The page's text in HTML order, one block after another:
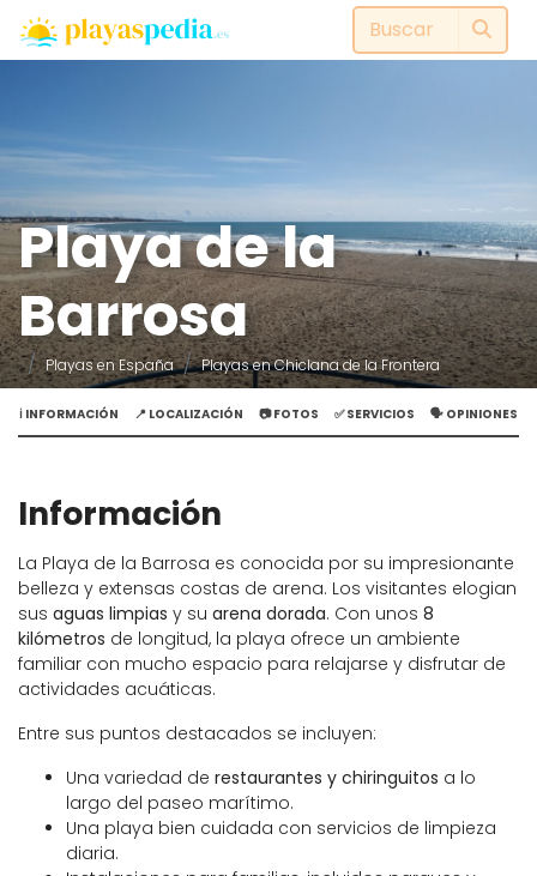
Playa de la
Barrosa
Playas en España Playas en Chiclana de la Frontera
ℹ️ INFORMACIÓN 📍 LOCALIZACIÓN 📷 FOTOS ✅ SERVICIOS 🗣️ OPINIONES
Información
La Playa de la Barrosa es conocida por su impresionante
belleza y extensas costas de arena. Los visitantes elogian
sus aguas limpias y su arena dorada. Con unos 8
kilómetros de longitud, la playa ofrece un ambiente
familiar con mucho espacio para relajarse y disfrutar de
actividades acuáticas.
Entre sus puntos destacados se incluyen:
Una variedad de restaurantes y chiringuitos a lo
largo del paseo marítimo.
Una playa bien cuidada con servicios de limpieza
diaria.